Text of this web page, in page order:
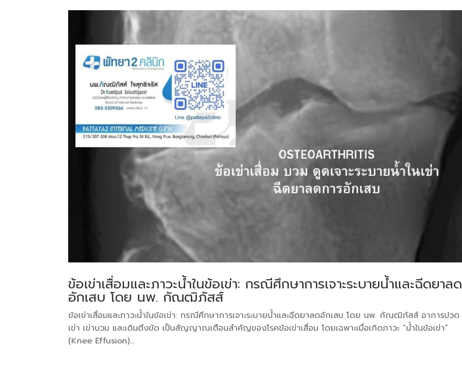
ข้อเข่าเสื่อมและภาวะน้ำในข้อเข่า: กรณีศึกษาการเจาะระบายน้ำและฉีดยาลด
อักเสบ โดย นพ. กัณฒิภัสส์
ข้อเข่าเสื่อมและภาวะน้ำในข้อเข่า: กรณีศึกษาการเจาะระบายน้ำและฉีดยาลดอักเสบ โดย นพ. กัณฒิภัสส์ ​อาการปวด
เข่า เข่าบวม และเดินตึงขัด เป็นสัญญาณเตือนสำคัญของโรคข้อเข่าเสื่อม โดยเฉพาะเมื่อเกิดภาวะ “น้ำในข้อเข่า”
(Knee Effusion)...